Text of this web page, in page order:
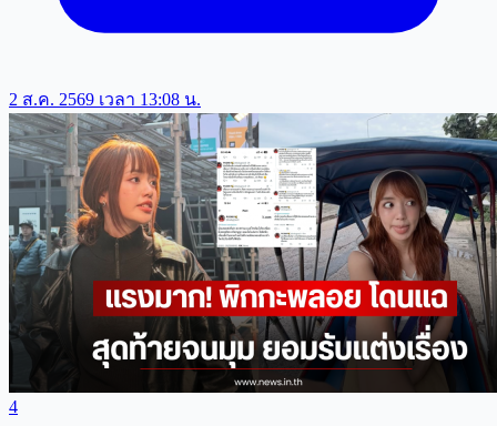
2 ส.ค. 2569 เวลา 13:08 น.
4